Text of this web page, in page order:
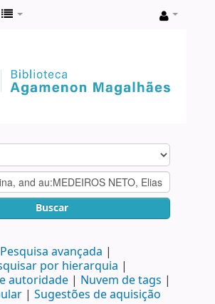
Buscar
Pesquisa avançada
por hierarquia
autoridade
Nuvem de tags
Sugestões de aquisição